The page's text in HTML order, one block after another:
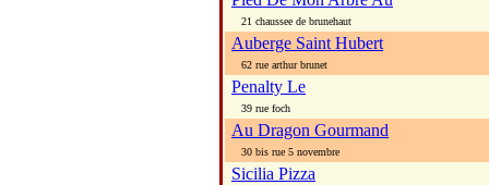
21 chaussee de brunehaut
Auberge Saint Hubert
62 rue arthur brunet
Penalty Le
39 rue foch
Au Dragon Gourmand
30 bis rue 5 novembre
Sicilia Pizza